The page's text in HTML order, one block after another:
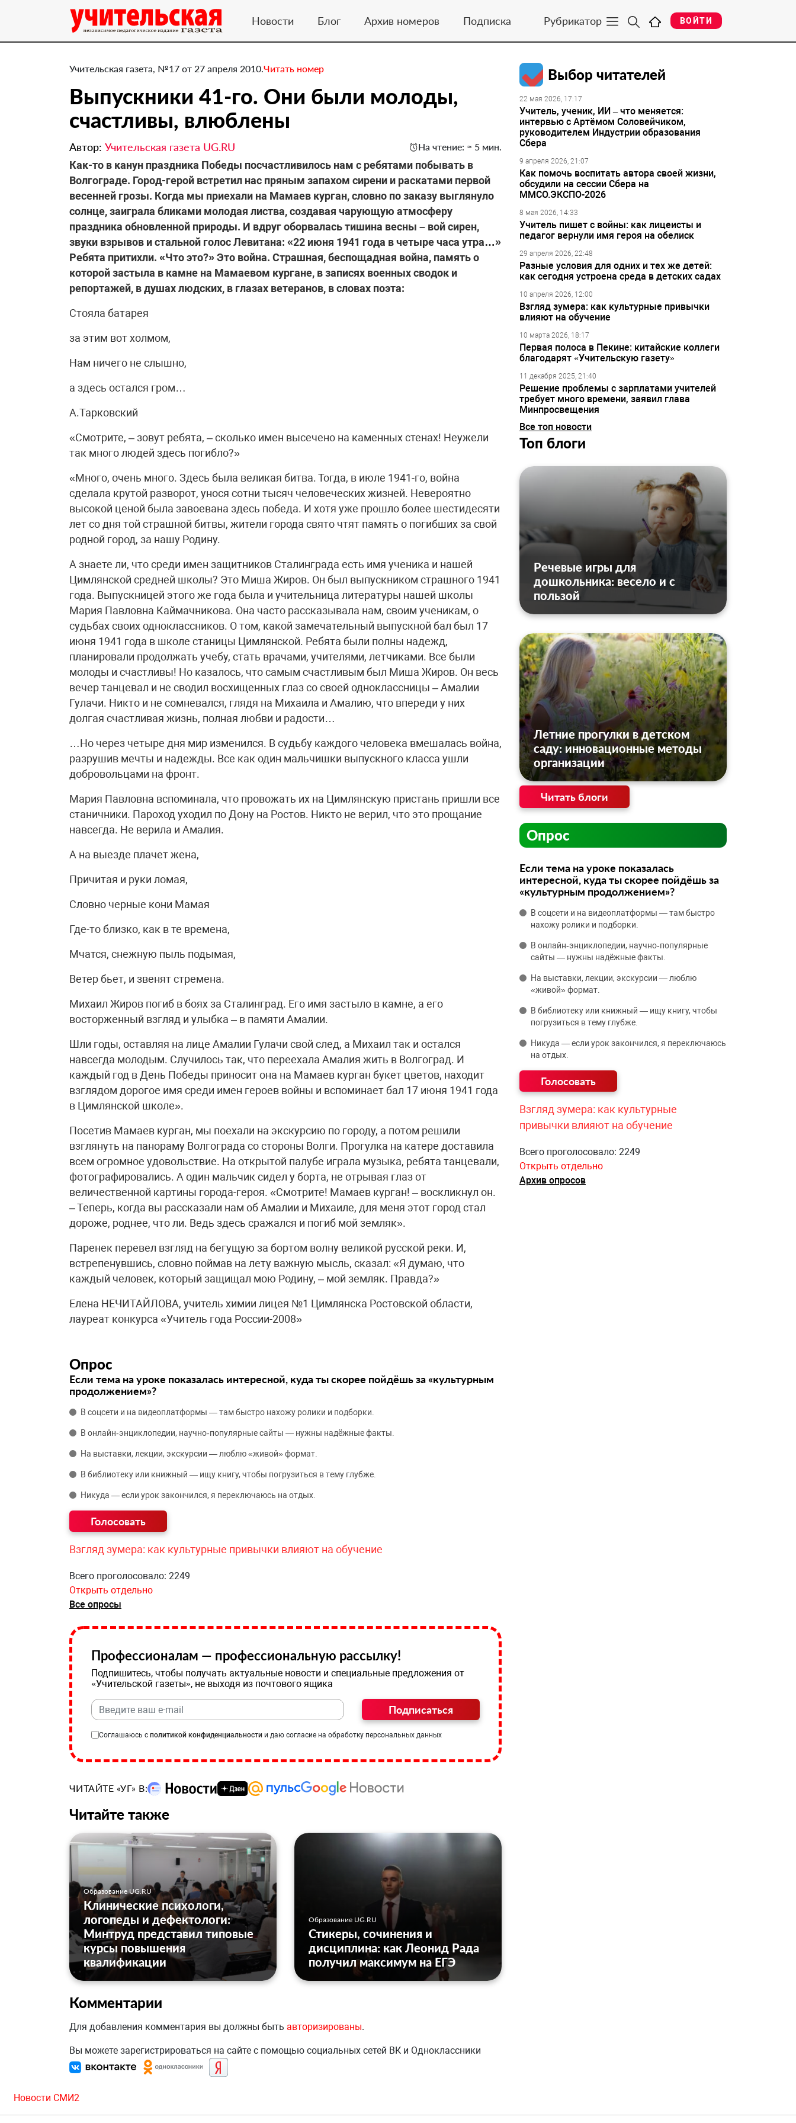
Новости Блог Архив номеров Подписка Рубрикатор ВОЙТИ
Учительская газета, №17 от 27 апреля 2010.Читать номер
Выпускники 41-го. Они были молоды,
счастливы, влюблены
Автор: Учительская газета UG.RU На чтение: ≈ 5 мин.
Как-то в канун праздника Победы посчастливилось нам с ребятами побывать в
Волгограде. Город-герой встретил нас пряным запахом сирени и раскатами первой
весенней грозы. Когда мы приехали на Мамаев курган, словно по заказу выглянуло
солнце, заиграла бликами молодая листва, создавая чарующую атмосферу
праздника обновленной природы. И вдруг оборвалась тишина весны – вой сирен,
звуки взрывов и стальной голос Левитана: «22 июня 1941 года в четыре часа утра…»
Ребята притихли. «Что это?» Это война. Страшная, беспощадная война, память о
которой застыла в камне на Мамаевом кургане, в записях военных сводок и
репортажей, в душах людских, в глазах ветеранов, в словах поэта:
Стояла батарея
за этим вот холмом,
Нам ничего не слышно,
а здесь остался гром…
А.Тарковский
«Смотрите, – зовут ребята, – сколько имен высечено на каменных стенах! Неужели
так много людей здесь погибло?»
«Много, очень много. Здесь была великая битва. Тогда, в июле 1941-го, война
сделала крутой разворот, унося сотни тысяч человеческих жизней. Невероятно
высокой ценой была завоевана здесь победа. И хотя уже прошло более шестидесяти
лет со дня той страшной битвы, жители города свято чтят память о погибших за свой
родной город, за нашу Родину.
А знаете ли, что среди имен защитников Сталинграда есть имя ученика и нашей
Цимлянской средней школы? Это Миша Жиров. Он был выпускником страшного 1941
года. Выпускницей этого же года была и учительница литературы нашей школы
Мария Павловна Каймачникова. Она часто рассказывала нам, своим ученикам, о
судьбах своих одноклассников. О том, какой замечательный выпускной бал был 17
июня 1941 года в школе станицы Цимлянской. Ребята были полны надежд,
планировали продолжать учебу, стать врачами, учителями, летчиками. Все были
молоды и счастливы! Но казалось, что самым счастливым был Миша Жиров. Он весь
вечер танцевал и не сводил восхищенных глаз со своей одноклассницы – Амалии
Гулачи. Никто и не сомневался, глядя на Михаила и Амалию, что впереди у них
долгая счастливая жизнь, полная любви и радости…
…Но через четыре дня мир изменился. В судьбу каждого человека вмешалась война,
разрушив мечты и надежды. Все как один мальчишки выпускного класса ушли
добровольцами на фронт.
Мария Павловна вспоминала, что провожать их на Цимлянскую пристань пришли все
станичники. Пароход уходил по Дону на Ростов. Никто не верил, что это прощание
навсегда. Не верила и Амалия.
А на выезде плачет жена,
Причитая и руки ломая,
Словно черные кони Мамая
Где-то близко, как в те времена,
Мчатся, снежную пыль подымая,
Ветер бьет, и звенят стремена.
Михаил Жиров погиб в боях за Сталинград. Его имя застыло в камне, а его
восторженный взгляд и улыбка – в памяти Амалии.
Шли годы, оставляя на лице Амалии Гулачи свой след, а Михаил так и остался
навсегда молодым. Случилось так, что переехала Амалия жить в Волгоград. И
каждый год в День Победы приносит она на Мамаев курган букет цветов, находит
взглядом дорогое имя среди имен героев войны и вспоминает бал 17 июня 1941 года
в Цимлянской школе».
Посетив Мамаев курган, мы поехали на экскурсию по городу, а потом решили
взглянуть на панораму Волгограда со стороны Волги. Прогулка на катере доставила
всем огромное удовольствие. На открытой палубе играла музыка, ребята танцевали,
фотографировались. А один мальчик сидел у борта, не отрывая глаз от
величественной картины города-героя. «Смотрите! Мамаев курган! – воскликнул он.
– Теперь, когда вы рассказали нам об Амалии и Михаиле, для меня этот город стал
дороже, роднее, что ли. Ведь здесь сражался и погиб мой земляк».
Паренек перевел взгляд на бегущую за бортом волну великой русской реки. И,
встрепенувшись, словно поймав на лету важную мысль, сказал: «Я думаю, что
каждый человек, который защищал мою Родину, – мой земляк. Правда?»
Елена НЕЧИТАЙЛОВА, учитель химии лицея №1 Цимлянска Ростовской области,
лауреат конкурса «Учитель года России-2008»
Опрос
Если тема на уроке показалась интересной, куда ты скорее пойдёшь за «культурным
продолжением»?
В соцсети и на видеоплатформы — там быстро нахожу ролики и подборки.
В онлайн‑энциклопедии, научно‑популярные сайты — нужны надёжные факты.
На выставки, лекции, экскурсии — люблю «живой» формат.
В библиотеку или книжный — ищу книгу, чтобы погрузиться в тему глубже.
Никуда — если урок закончился, я переключаюсь на отдых.
Взгляд зумера: как культурные привычки влияют на обучение
Всего проголосовало: 2249
Открыть отдельно
Все опросы
Профессионалам — профессиональную рассылку!
Подпишитесь, чтобы получать актуальные новости и специальные предложения от
«Учительской газеты», не выходя из почтового ящика
Подписаться
Соглашаюсь с политикой конфиденциальности и даю согласие на обработку персональных данных
ЧИТАЙТЕ «УГ» В:
Читайте также
Образование UG.RU
Клинические психологи,
логопеды и дефектологи:
Минтруд представил типовые
курсы повышения
квалификации
Образование UG.RU
Стикеры, сочинения и
дисциплина: как Леонид Рада
получил максимум на ЕГЭ
Комментарии
Для добавления комментария вы должны быть авторизированы.
Вы можете зарегистрироваться на сайте с помощью социальных сетей ВК и Одноклассники
Выбор читателей
22 мая 2026, 17:17
Учитель, ученик, ИИ – что меняется:
интервью с Артёмом Соловейчиком,
руководителем Индустрии образования
Сбера
9 апреля 2026, 21:07
Как помочь воспитать автора своей жизни,
обсудили на сессии Сбера на
ММСО.ЭКСПО-2026
8 мая 2026, 14:33
Учитель пишет с войны: как лицеисты и
педагог вернули имя героя на обелиск
29 апреля 2026, 22:48
Разные условия для одних и тех же детей:
как сегодня устроена среда в детских садах
10 апреля 2026, 12:00
Взгляд зумера: как культурные привычки
влияют на обучение
10 марта 2026, 18:17
Первая полоса в Пекине: китайские коллеги
благодарят «Учительскую газету»
11 декабря 2025, 21:40
Решение проблемы с зарплатами учителей
требует много времени, заявил глава
Минпросвещения
Все топ новости
Топ блоги
Речевые игры для
дошкольника: весело и с
пользой
Летние прогулки в детском
саду: инновационные методы
организации
Читать блоги
Опрос
Если тема на уроке показалась
интересной, куда ты скорее пойдёшь за
«культурным продолжением»?
В соцсети и на видеоплатформы — там быстро
нахожу ролики и подборки.
В онлайн‑энциклопедии, научно‑популярные
сайты — нужны надёжные факты.
На выставки, лекции, экскурсии — люблю
«живой» формат.
В библиотеку или книжный — ищу книгу, чтобы
погрузиться в тему глубже.
Никуда — если урок закончился, я переключаюсь
на отдых.
Взгляд зумера: как культурные
привычки влияют на обучение
Всего проголосовало: 2249
Открыть отдельно
Архив опросов
Новости СМИ2